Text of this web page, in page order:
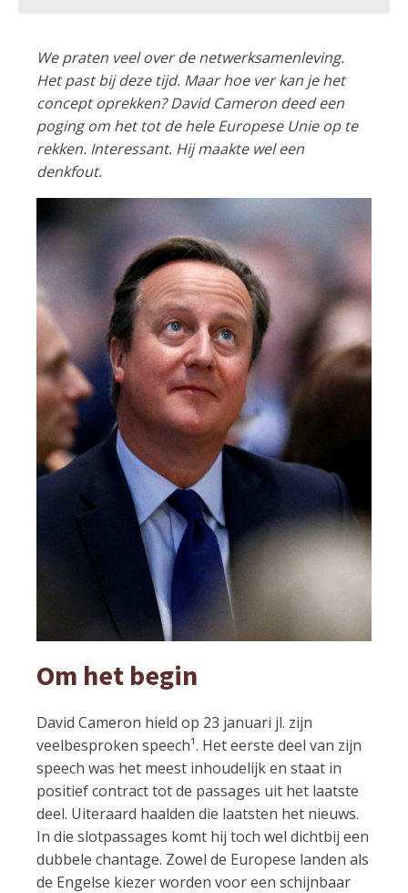
We praten veel over de netwerksamenleving.
Het past bij deze tijd. Maar hoe ver kan je het
concept oprekken? David Cameron deed een
poging om het tot de hele Europese Unie op te
rekken. Interessant. Hij maakte wel een
denkfout.
Om het begin
David Cameron hield op 23 januari jl. zijn
veelbesproken speech¹. Het eerste deel van zijn
speech was het meest inhoudelijk en staat in
positief contract tot de passages uit het laatste
deel. Uiteraard haalden die laatsten het nieuws.
In die slotpassages komt hij toch wel dichtbij een
dubbele chantage. Zowel de Europese landen als
de Engelse kiezer worden voor een schijnbaar